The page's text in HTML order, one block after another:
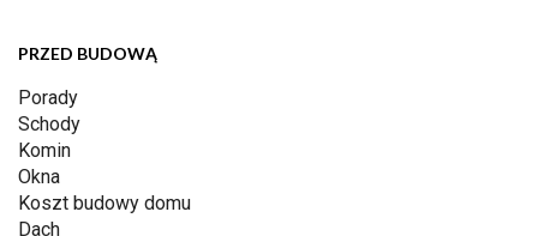
PRZED BUDOWĄ
Porady
Schody
Komin
Okna
Koszt budowy domu
Dach